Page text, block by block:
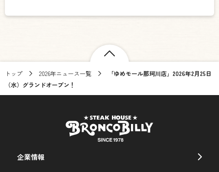
トップ 2026年ニュース一覧
「ゆめモール那珂川店」2026年2月25日
（水）グランドオープン！
企業情報